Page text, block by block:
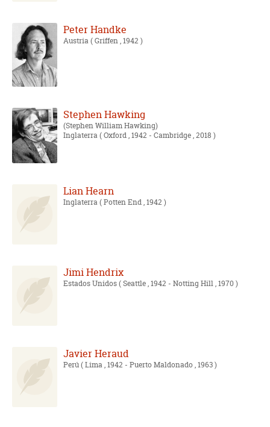
Peter Handke
Austria( Griffen , 1942 )
Stephen Hawking
Stephen William Hawking
Inglaterra( Oxford , 1942 - Cambridge , 2018 )
Lian Hearn
Inglaterra( Potten End , 1942 )
Jimi Hendrix
Estados Unidos( Seattle , 1942 - Notting Hill , 1970 )
Javier Heraud
Perú( Lima , 1942 - Puerto Maldonado , 1963 )